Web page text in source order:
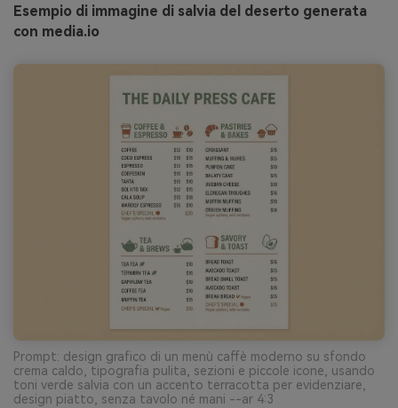
Esempio di immagine di salvia del deserto generata
con media.io
Prompt: design grafico di un menù caffè moderno su sfondo
crema caldo, tipografia pulita, sezioni e piccole icone, usando
toni verde salvia con un accento terracotta per evidenziare,
design piatto, senza tavolo né mani --ar 4:3